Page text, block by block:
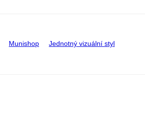
Munishop Jednotný vizuální styl